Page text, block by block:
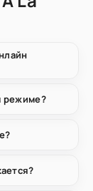
режиме?